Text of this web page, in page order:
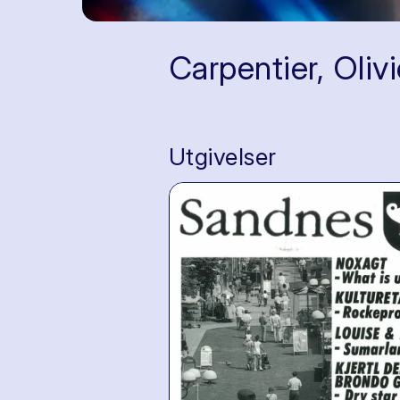
Carpentier,
Utgivelser